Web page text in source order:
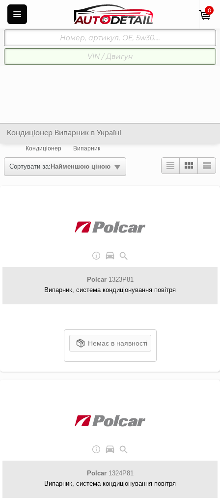
0
Кондиціонер Випарник в Україні
Кондиціонер Випарник
Сортувати за: Найменшою ціною
Polcar1323P81
Випарник, система кондиціонування повітря
Немає в наявності
Polcar1324P81
Випарник, система кондиціонування повітря